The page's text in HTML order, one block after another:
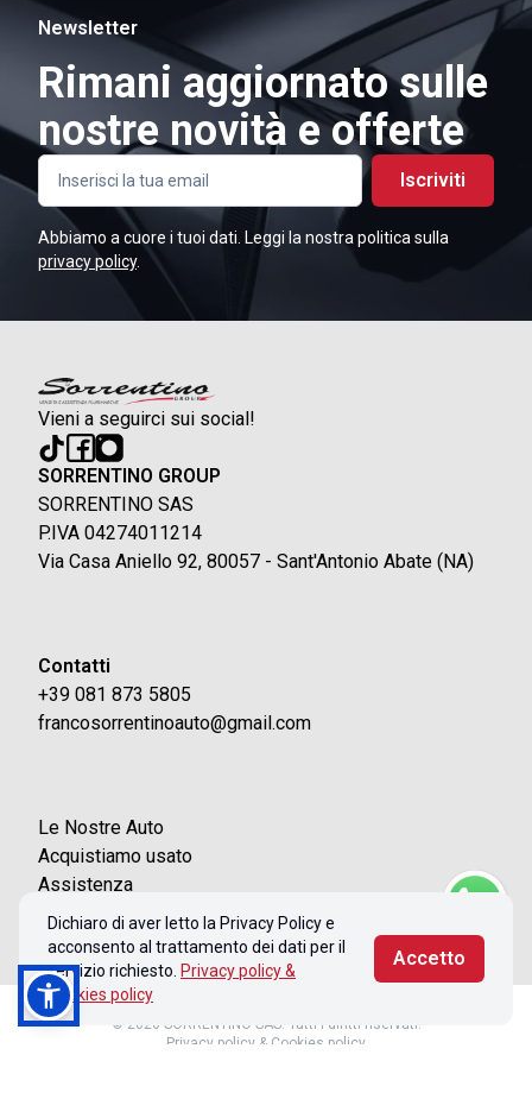
Newsletter
Rimani aggiornato sulle
nostre novità e offerte
Iscriviti
Abbiamo a cuore i tuoi dati. Leggi la nostra politica sulla
privacy policy.
Vieni a seguirci sui social!
SORRENTINO GROUP
SORRENTINO SAS
P.IVA 04274011214
Via Casa Aniello 92, 80057 - Sant'Antonio Abate (NA)
Contatti
+39 081 873 5805
francosorrentinoauto@gmail.com
Le Nostre Auto
Acquistiamo usato
Assistenza
Contatti
Dichiaro di aver letto la Privacy Policy e
acconsento al trattamento dei dati per il
servizio richiesto. Privacy policy &
Cookies policy
Accetto
© 2026 SORRENTINO SAS. Tutti i diritti riservati.
Privacy policy & Cookies policy